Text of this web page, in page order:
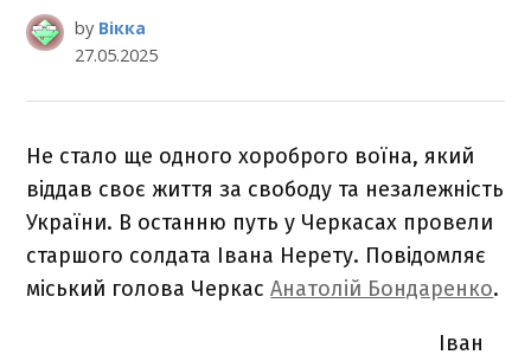
by Вікка
27.05.2025
Не стало ще одного хороброго воїна, який
віддав своє життя за свободу та незалежність
України. В останню путь у Черкасах провели
старшого солдата Івана Нерету. Повідомляє
міський голова ЧеркасАнатолій Бондаренко.
Іван